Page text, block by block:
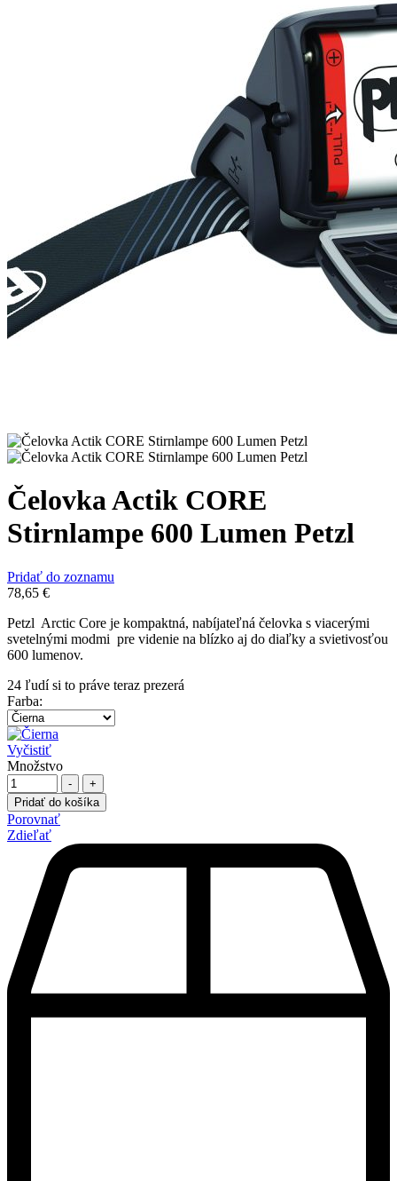
Čelovka Actik CORE
Stirnlampe 600 Lumen Petzl
Pridať do zoznamu
78,65 €
Petzl Arctic Core je kompaktná, nabíjateľná čelovka s viacerými
svetelnými modmi pre videnie na blízko aj do diaľky a svietivosťou
600 lumenov.
24 ľudí si to práve teraz prezerá
Farba:
Vyčistiť
Množstvo
-
+
Pridať do košíka
Porovnať
Zdieľať